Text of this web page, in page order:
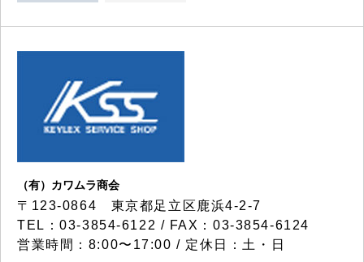
（有）カワムラ商会
〒123-0864 東京都足立区鹿浜4-2-7
TEL：03-3854-6122 / FAX：03-3854-6124
営業時間：8:00〜17:00 / 定休日：土・日